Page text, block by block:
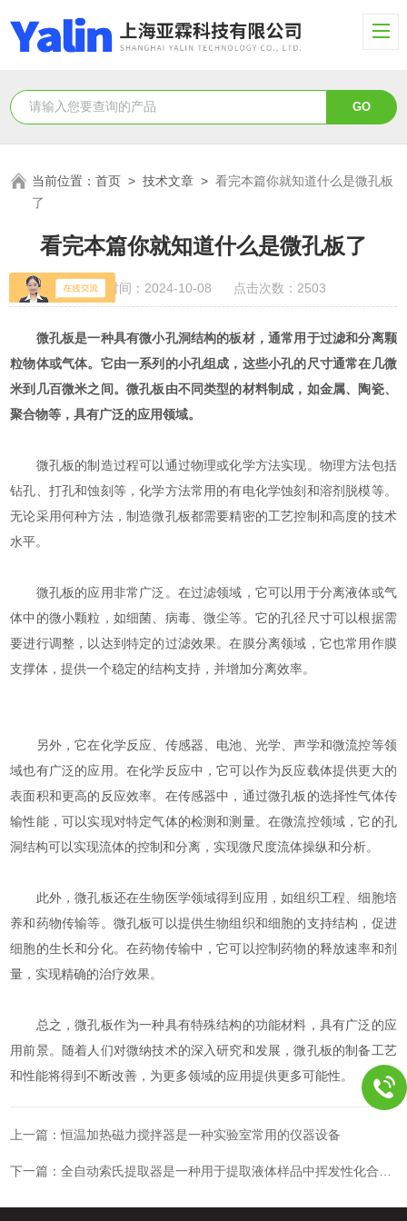
当前位置：首页 >技术文章 >看完本篇你就知道什么是微孔板
了
看完本篇你就知道什么是微孔板了
更新时间：2024-10-08 点击次数：2503
微孔板是一种具有微小孔洞结构的板材，通常用于过滤和分离颗
粒物体或气体。它由一系列的小孔组成，这些小孔的尺寸通常在几微
米到几百微米之间。微孔板由不同类型的材料制成，如金属、陶瓷、
聚合物等，具有广泛的应用领域。
微孔板的制造过程可以通过物理或化学方法实现。物理方法包括
钻孔、打孔和蚀刻等，化学方法常用的有电化学蚀刻和溶剂脱模等。
无论采用何种方法，制造微孔板都需要精密的工艺控制和高度的技术
水平。
微孔板的应用非常广泛。在过滤领域，它可以用于分离液体或气
体中的微小颗粒，如细菌、病毒、微尘等。它的孔径尺寸可以根据需
要进行调整，以达到特定的过滤效果。在膜分离领域，它也常用作膜
支撑体，提供一个稳定的结构支持，并增加分离效率。
另外，它在化学反应、传感器、电池、光学、声学和微流控等领
域也有广泛的应用。在化学反应中，它可以作为反应载体提供更大的
表面积和更高的反应效率。在传感器中，通过微孔板的选择性气体传
输性能，可以实现对特定气体的检测和测量。在微流控领域，它的孔
洞结构可以实现流体的控制和分离，实现微尺度流体操纵和分析。
此外，微孔板还在生物医学领域得到应用，如组织工程、细胞培
养和药物传输等。微孔板可以提供生物组织和细胞的支持结构，促进
细胞的生长和分化。在药物传输中，它可以控制药物的释放速率和剂
量，实现精确的治疗效果。
总之，微孔板作为一种具有特殊结构的功能材料，具有广泛的应
用前景。随着人们对微纳技术的深入研究和发展，微孔板的制备工艺
和性能将得到不断改善，为更多领域的应用提供更多可能性。
上一篇：恒温加热磁力搅拌器是一种实验室常用的仪器设备
下一篇：全自动索氏提取器是一种用于提取液体样品中挥发性化合物的设备